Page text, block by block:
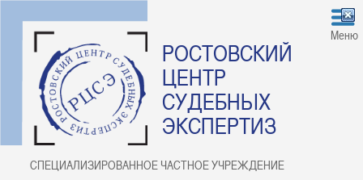
РОСТОВСКИЙ
ЦЕНТР
СУДЕБНЫХ
ЭКСПЕРТИЗ
СПЕЦИАЛИЗИРОВАННОЕ ЧАСТНОЕ УЧРЕЖДЕНИЕ
Меню